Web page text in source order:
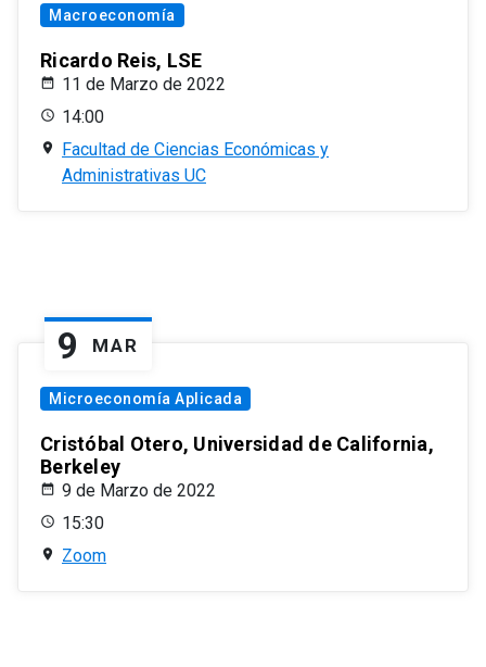
Macroeconomía
Ricardo Reis, LSE
11 de Marzo de 2022
14:00
Facultad de Ciencias Económicas y
Administrativas UC
9 MAR
Microeconomía Aplicada
Cristóbal Otero, Universidad de California,
Berkeley
9 de Marzo de 2022
15:30
Zoom